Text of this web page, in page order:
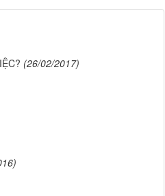
(26/02/2017)